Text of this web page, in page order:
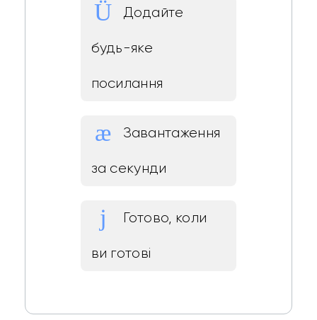
Додайте
будь-яке
посилання
Завантаження
за секунди
Готово, коли
ви готові